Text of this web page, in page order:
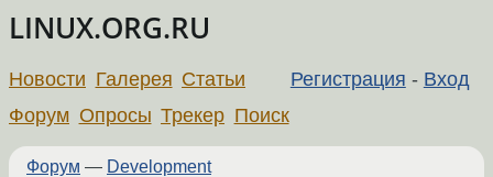
LINUX.ORG.RU
Регистрация - Вход
Новости Галерея Статьи
Форум Опросы Трекер Поиск
Форум — Development